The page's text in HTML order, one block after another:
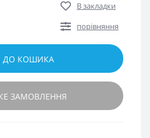
В закладки
порівняння
ДО КОШИКА
ЗАМОВЛЕННЯ